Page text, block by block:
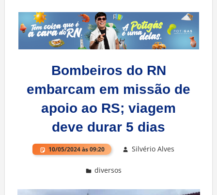
Bombeiros do RN
embarcam em missão de
apoio ao RS; viagem
deve durar 5 dias
10/05/2024 às 09:20 Silvério Alves
diversos